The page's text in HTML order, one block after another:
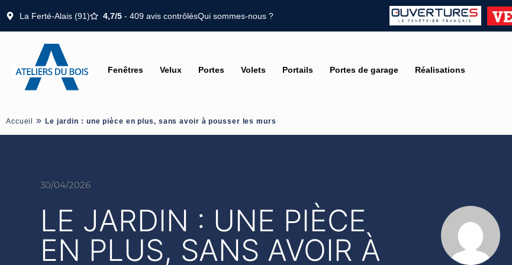
La Ferté-Alais (91) 4,7/5 - 409 avis contrôlésQui sommes-nous ?
Fenêtres Velux Portes Volets Portails Portes de garage Réalisations
Accueil » Le jardin : une pièce en plus, sans avoir à pousser les murs
30/04/2026
LE JARDIN : UNE PIÈCE
EN PLUS, SANS AVOIR À